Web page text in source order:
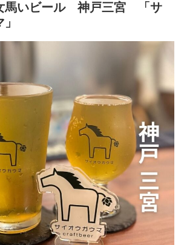
馬いビール 神戸三宮 「サ